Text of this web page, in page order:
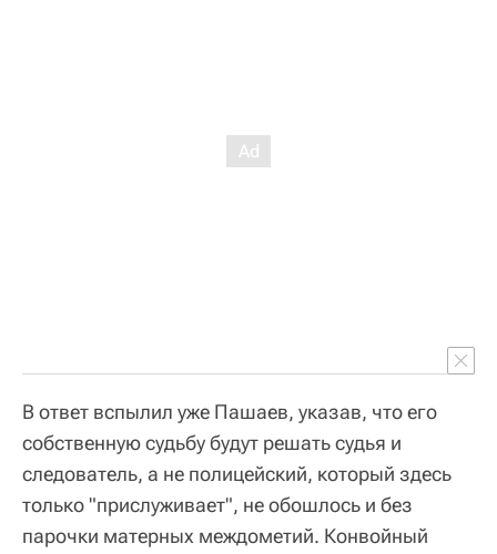
В ответ вспылил уже Пашаев, указав, что его
собственную судьбу будут решать судья и
следователь, а не полицейский, который здесь
только "прислуживает", не обошлось и без
парочки матерных междометий. Конвойный